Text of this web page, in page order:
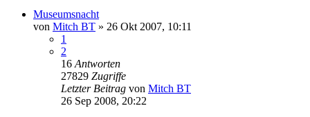
Museumsnacht
von Mitch BT » 26 Okt 2007, 10:11
1
2
16 Antworten
27829 Zugriffe
Letzter Beitrag von Mitch BT
26 Sep 2008, 20:22